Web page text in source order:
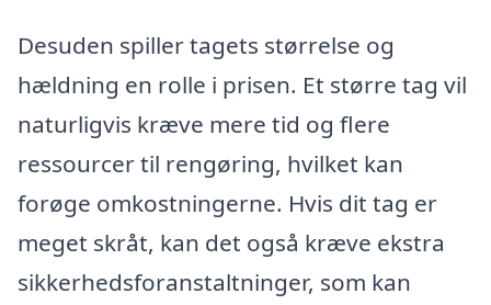
Desuden spiller tagets størrelse og
hældning en rolle i prisen. Et større tag vil
naturligvis kræve mere tid og flere
ressourcer til rengøring, hvilket kan
forøge omkostningerne. Hvis dit tag er
meget skråt, kan det også kræve ekstra
sikkerhedsforanstaltninger, som kan